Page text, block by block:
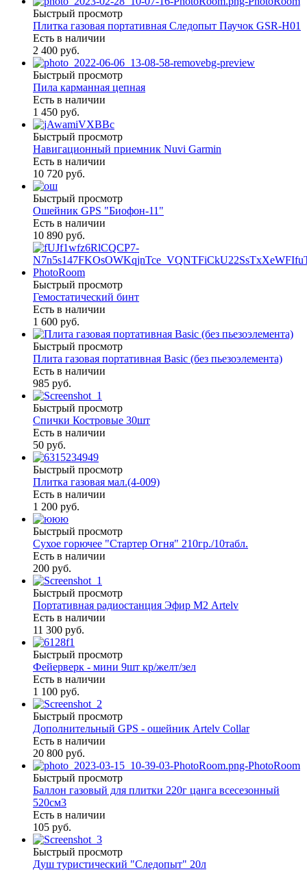
Быстрый просмотр
Плитка газовая портативная Следопыт Паучок GSR-H01
Есть в наличии
2 400 руб.
Быстрый просмотр
Пила карманная цепная
Есть в наличии
1 450 руб.
Быстрый просмотр
Навигационный приемник Nuvi Garmin
Есть в наличии
10 720 руб.
Быстрый просмотр
Ошейник GPS "Биофон-11"
Есть в наличии
10 890 руб.
Быстрый просмотр
Гемостатический бинт
Есть в наличии
1 600 руб.
Быстрый просмотр
Плита газовая портативная Basic (без пьезоэлемента)
Есть в наличии
985 руб.
Быстрый просмотр
Спички Костровые 30шт
Есть в наличии
50 руб.
Быстрый просмотр
Плитка газовая мал.(4-009)
Есть в наличии
1 200 руб.
Быстрый просмотр
Сухое горючее "Стартер Огня" 210гр./10табл.
Есть в наличии
200 руб.
Быстрый просмотр
Портативная радиостанция Эфир М2 Artelv
Есть в наличии
11 300 руб.
Быстрый просмотр
Фейерверк - мини 9шт кр/желт/зел
Есть в наличии
1 100 руб.
Быстрый просмотр
Дополнительный GPS - ошейник Artelv Collar
Есть в наличии
20 800 руб.
Быстрый просмотр
Баллон газовый для плитки 220г цанга всесезонный
520см3
Есть в наличии
105 руб.
Быстрый просмотр
Душ туристический "Следопыт" 20л